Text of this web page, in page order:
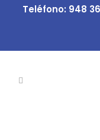
Teléfono: 948